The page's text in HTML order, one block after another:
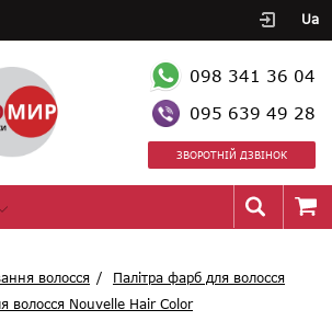
Ua
098 341 36 04
095 639 49 28
ЗВОРОТНІЙ ДЗВІНОК
волосся
Палітра фарб для волосся
волосся Nouvelle Hair Color